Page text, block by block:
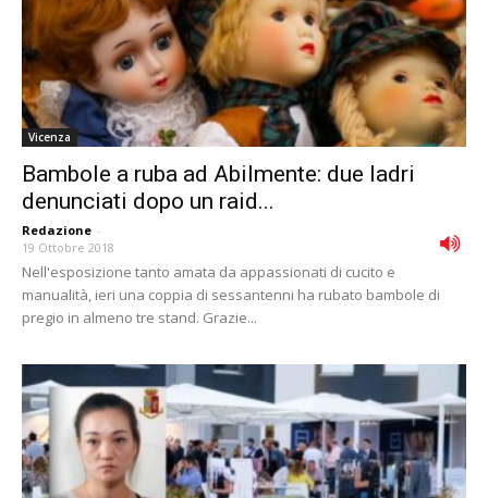
Vicenza
Bambole a ruba ad Abilmente: due ladri
denunciati dopo un raid...
Redazione -
19 Ottobre 2018
Nell'esposizione tanto amata da appassionati di cucito e
manualità, ieri una coppia di sessantenni ha rubato bambole di
pregio in almeno tre stand. Grazie...